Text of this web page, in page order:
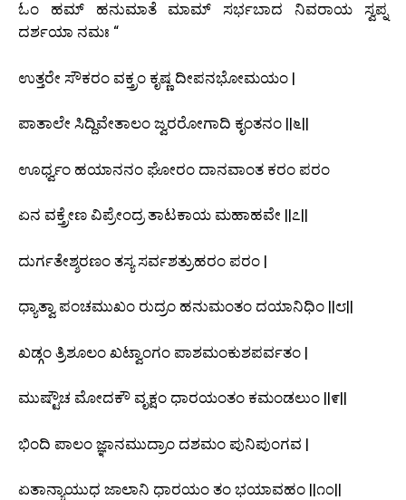
ಓಂ ಹಮ್ ಹನುಮಾತೆ ಮಾಮ್ ಸರ್ಭಬಾದ ನಿವರಾಯ ಸ್ವಪ್ನ
ದರ್ಶಯಾ ನಮಃ “
ಉತ್ತರೇ ಸೌಕರಂ ವಕ್ತ್ರಂ ಕೃಷ್ಣ ದೀಪನಭೋಮಯಂ |
ಪಾತಾಲೇ ಸಿದ್ದಿವೇತಾಲಂ ಜ್ವರರೋಗಾದಿ ಕೃಂತನಂ ||೬||
ಊರ್ಧ್ವಂ ಹಯಾನನಂ ಘೋರಂ ದಾನವಾಂತ ಕರಂ ಪರಂ
ಏನ ವಕ್ತ್ರೇಣ ವಿಪ್ರೇಂದ್ರ ತಾಟಕಾಯ ಮಹಾಹವೇ ||೭||
ದುರ್ಗತೇಶ್ಶರಣಂ ತಸ್ಯ ಸರ್ವಶತ್ರುಹರಂ ಪರಂ |
ಧ್ಯಾತ್ವಾ ಪಂಚಮುಖಂ ರುದ್ರಂ ಹನುಮಂತಂ ದಯಾನಿಧಿಂ ||೮||
ಖಡ್ಗಂ ತ್ರಿಶೂಲಂ ಖಟ್ವಾಂಗಂ ಪಾಶಮಂಕುಶಪರ್ವತಂ |
ಮುಷ್ಟೌಚ ಮೋದಕೌ ವೃಕ್ಷಂ ಧಾರಯಂತಂ ಕಮಂಡಲುಂ ||೯||
ಭಿಂದಿ ಪಾಲಂ ಜ್ಞಾನಮುದ್ರಾಂ ದಶಮಂ ಪುನಿಪುಂಗವ |
ಏತಾನ್ಯಾಯುಧ ಜಾಲಾನಿ ಧಾರಯಂ ತಂ ಭಯಾವಹಂ ||೧೦||